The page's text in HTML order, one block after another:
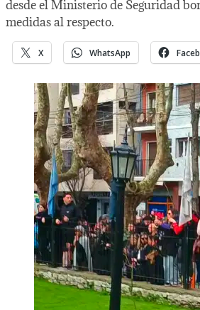
desde el Ministerio de Seguridad
medidas al respecto.
X WhatsApp